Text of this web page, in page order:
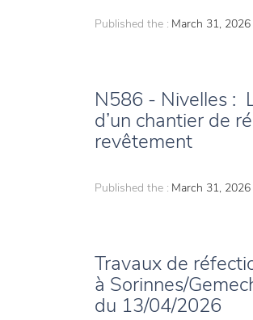
Published the : March 31, 2026
N586 - Nivelles :
d’un chantier de
revêtement
Published the : March 31, 2026
Travaux de
à Sorinnes/
du 13/04/2026